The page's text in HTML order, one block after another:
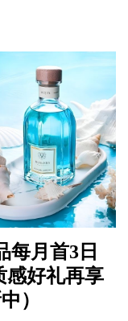
每月首3日
感好礼再享
）